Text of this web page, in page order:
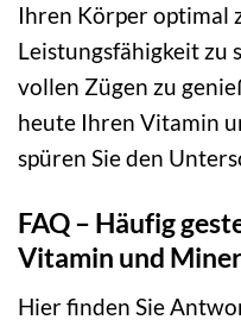
Ihren Körper optimal
Leistungsfähigkeit zu
vollen Zügen zu
heute Ihren Vitamin
spüren Sie den
FAQ – Häufig
Vitamin und
Hier finden Sie